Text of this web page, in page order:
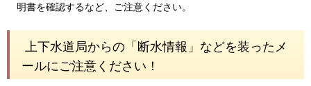
明書を確認するなど、ご注意ください。
上下水道局からの「断水情報」などを装ったメ
ールにご注意ください！